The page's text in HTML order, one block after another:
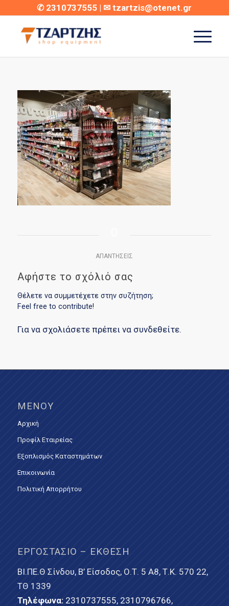
✆ 2310737555 | ✉tzartzis@otenet.gr
ΑΠΑΝΤΉΣΕΙΣ
Αφήστε το σχόλιό σας
Θέλετε να συμμετέχετε στην συζήτηση;
Feel free to contribute!
Για να σχολιάσετε πρέπει να συνδεθείτε.
ΜΕΝΟΎ
Αρχική
Προφίλ Εταιρείας
Εξοπλισμός Καταστημάτων
Επικοινωνία
Πολιτική Απορρήτου
ΕΡΓΟΣΤΆΣΙΟ – ΈΚΘΕΣΗ
ΒΙ.ΠΕ.Θ Σίνδου, Β’ Είσοδος, Ο.Τ. 5 Α8, Τ.Κ. 570 22,
ΤΘ 1339
Τηλέφωνα: 2310737555, 2310796766,